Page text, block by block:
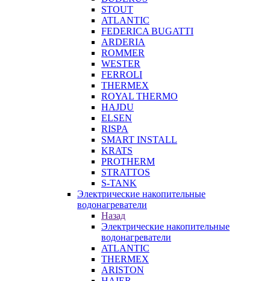
STOUT
ATLANTIC
FEDERICA BUGATTI
ARDERIA
ROMMER
WESTER
FERROLI
THERMEX
ROYAL THERMO
HAJDU
ELSEN
RISPA
SMART INSTALL
KRATS
PROTHERM
STRATTOS
S-TANK
Электрические накопительные
водонагреватели
Назад
Электрические накопительные
водонагреватели
ATLANTIC
THERMEX
ARISTON